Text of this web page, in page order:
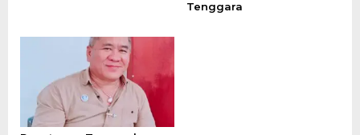
Tenggara